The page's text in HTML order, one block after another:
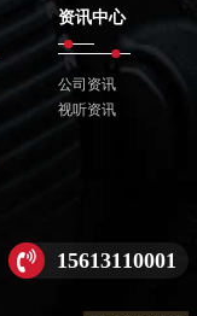
资讯中心
公司资讯
视听资讯
15613110001